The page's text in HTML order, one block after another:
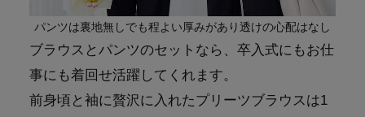
パンツは裏地無しでも程よい厚みがあり透けの心配はなし
ブラウスとパンツのセットなら、卒入式にもお仕
事にも着回せ活躍してくれます。
前身頃と袖に贅沢に入れたプリーツブラウスは1